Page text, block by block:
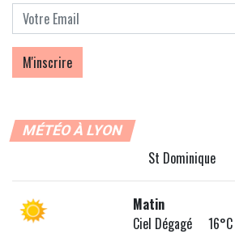
MÉTÉO À LYON
St Dominique
Matin
Ciel Dégagé 16°C